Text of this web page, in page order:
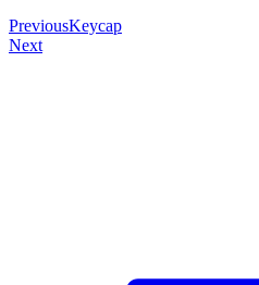
PreviousKeycap
Next